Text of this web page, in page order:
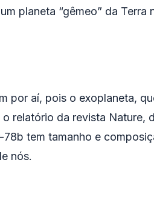
planeta “gêmeo” da
por aí, pois o exoplaneta,
relatório da revista Nature,
tem tamanho e
nós.